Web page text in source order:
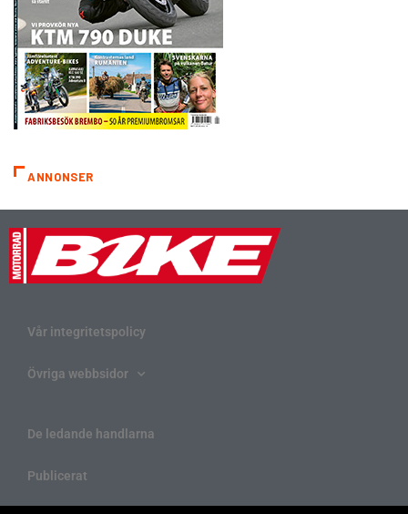
ANNONSER
Vår integritetspolicy
Övriga webbsidor
De ledande handlarna
Publicerat